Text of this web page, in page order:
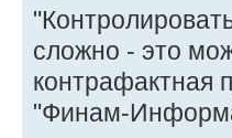
сложно - это
контрафактная
"Финам-